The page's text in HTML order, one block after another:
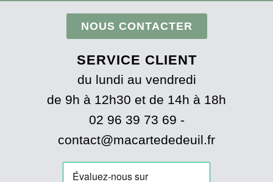
NOUS CONTACTER
SERVICE CLIENT
du lundi au vendredi
de 9h à 12h30 et de 14h à 18h
02 96 39 73 69 -
contact@macartededeuil.fr